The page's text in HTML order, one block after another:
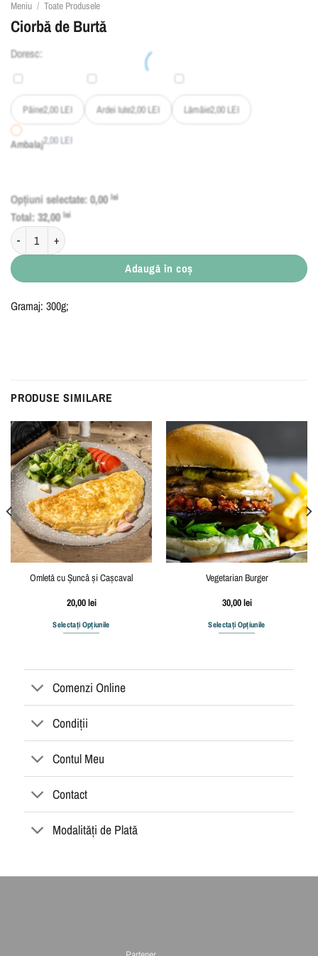
Meniu / Toate Produsele
Ciorbă de Burtă
Doresc:
Pâine2,00LEI Ardei Iute2,00LEI Lămâie2,00LEI
Ambalaj2,00LEI
Opțiuni selectate:0,00lei
Total:32,00lei
Cantitate Ciorbă de Burtă
Adaugă în coș
Gramaj: 300g;
PRODUSE SIMILARE
Omletă cu Șuncâ și Cașcaval
20,00lei
Selectați Opțiunile
Vegetarian Burger
30,00lei
Selectați Opțiunile
Comenzi Online
Condiții
Contul Meu
Contact
Modalități de Plată